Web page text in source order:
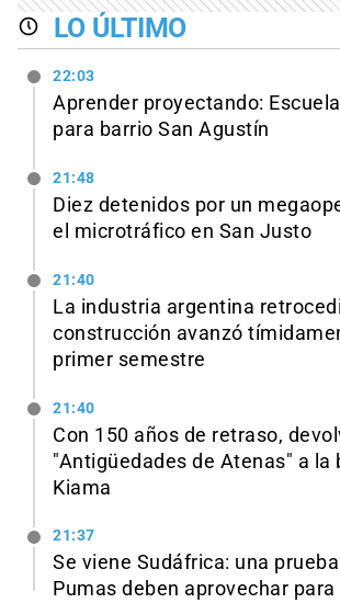
LO ÚLTIMO
22:03
Aprender proyectando:
para barrio San Agustín
21:48
Diez detenidos por un
el microtráfico en San Justo
21:40
La industria argentina
construcción avanzó
primer semestre
21:40
Con 150 años de retraso,
"Antigüedades de Atenas" a la
Kiama
21:37
Se viene Sudáfrica: una
Pumas deben aprovechar